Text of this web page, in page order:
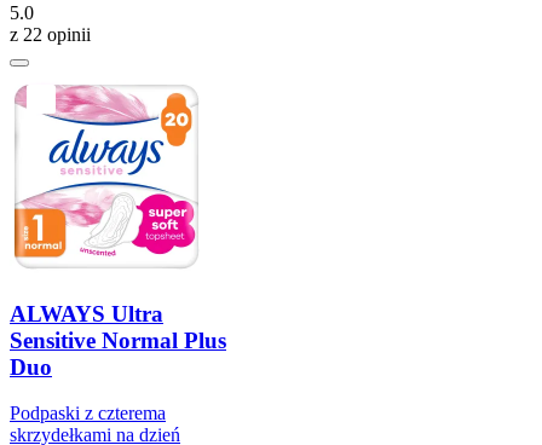
5.0
z 22 opinii
ALWAYS Ultra
Sensitive Normal Plus
Duo
Podpaski z czterema
skrzydełkami na dzień